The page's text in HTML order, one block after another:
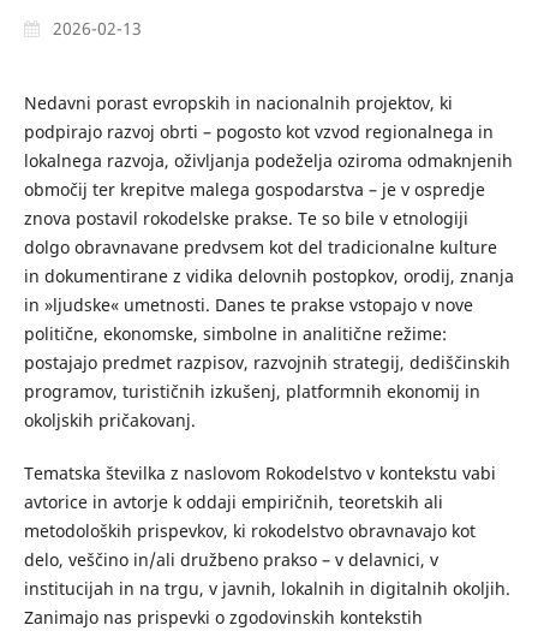
2026-02-13
Nedavni porast evropskih in nacionalnih projektov, ki
podpirajo razvoj obrti – pogosto kot vzvod regionalnega in
lokalnega razvoja, oživljanja podeželja oziroma odmaknjenih
območij ter krepitve malega gospodarstva – je v ospredje
znova postavil rokodelske prakse. Te so bile v etnologiji
dolgo obravnavane predvsem kot del tradicionalne kulture
in dokumentirane z vidika delovnih postopkov, orodij, znanja
in »ljudske« umetnosti. Danes te prakse vstopajo v nove
politične, ekonomske, simbolne in analitične režime:
postajajo predmet razpisov, razvojnih strategij, dediščinskih
programov, turističnih izkušenj, platformnih ekonomij in
okoljskih pričakovanj.
Tematska številka z naslovom Rokodelstvo v kontekstu vabi
avtorice in avtorje k oddaji empiričnih, teoretskih ali
metodoloških prispevkov, ki rokodelstvo obravnavajo kot
delo, veščino in/ali družbeno prakso – v delavnici, v
institucijah in na trgu, v javnih, lokalnih in digitalnih okoljih.
Zanimajo nas prispevki o zgodovinskih kontekstih